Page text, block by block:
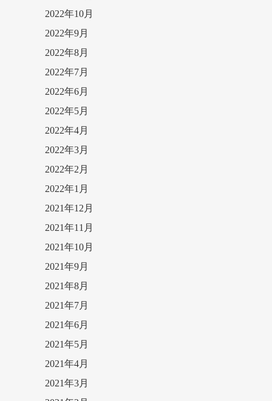
2022年10月
2022年9月
2022年8月
2022年7月
2022年6月
2022年5月
2022年4月
2022年3月
2022年2月
2022年1月
2021年12月
2021年11月
2021年10月
2021年9月
2021年8月
2021年7月
2021年6月
2021年5月
2021年4月
2021年3月